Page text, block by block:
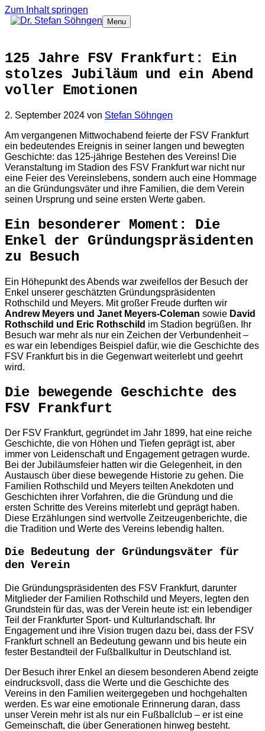
Zum Inhalt springen
Menu
125 Jahre FSV Frankfurt: Ein
stolzes Jubiläum und ein Abend
voller Emotionen
2. September 2024 von Stefan Söhngen
Am vergangenen Mittwochabend feierte der FSV Frankfurt
ein bedeutendes Ereignis in seiner langen und bewegten
Geschichte: das 125-jährige Bestehen des Vereins! Die
Veranstaltung im Stadion des FSV Frankfurt war nicht nur
eine Feier des Vereinslebens, sondern auch eine Hommage
an die Gründungsväter und ihre Familien, die dem Verein
seinen Ursprung und seine ersten Werte gaben.
Ein besonderer Moment: Die
Enkel der Gründungspräsidenten
zu Besuch
Ein Höhepunkt des Abends war zweifellos der Besuch der
Enkel unserer geschätzten Gründungspräsidenten
Rothschild und Meyers. Mit großer Freude durften wir
Andrew Meyers und Janet Meyers-Coleman sowie David
Rothschild und Eric Rothschild im Stadion begrüßen. Ihr
Besuch war mehr als nur ein Zeichen der Verbundenheit –
es war ein lebendiges Beispiel dafür, wie die Geschichte des
FSV Frankfurt bis in die Gegenwart weiterlebt und geehrt
wird.
Die bewegende Geschichte des
FSV Frankfurt
Der FSV Frankfurt, gegründet im Jahr 1899, hat eine reiche
Geschichte, die von Höhen und Tiefen geprägt ist, aber
immer von Leidenschaft und Engagement getragen wurde.
Bei der Jubiläumsfeier hatten wir die Gelegenheit, in den
Austausch über diese bewegende Historie zu gehen. Die
Familien Rothschild und Meyers teilten Anekdoten und
Geschichten ihrer Vorfahren, die die Gründung und die
ersten Schritte des Vereins miterlebt und geprägt haben.
Diese Erzählungen sind wertvolle Zeitzeugenberichte, die
die Tradition und Werte des Vereins lebendig halten.
Die Bedeutung der Gründungsväter für
den Verein
Die Gründungspräsidenten des FSV Frankfurt, darunter
Mitglieder der Familien Rothschild und Meyers, legten den
Grundstein für das, was der Verein heute ist: ein lebendiger
Teil der Frankfurter Sport- und Kulturlandschaft. Ihr
Engagement und ihre Vision trugen dazu bei, dass der FSV
Frankfurt schnell an Bedeutung gewann und bis heute ein
fester Bestandteil der Fußballkultur in Deutschland ist.
Der Besuch ihrer Enkel an diesem besonderen Abend zeigte
eindrucksvoll, dass die Werte und die Geschichte des
Vereins in den Familien weitergegeben und hochgehalten
werden. Es war eine emotionale Erinnerung daran, dass
unser Verein mehr ist als nur ein Fußballclub – er ist eine
Gemeinschaft, die über Generationen hinweg besteht.